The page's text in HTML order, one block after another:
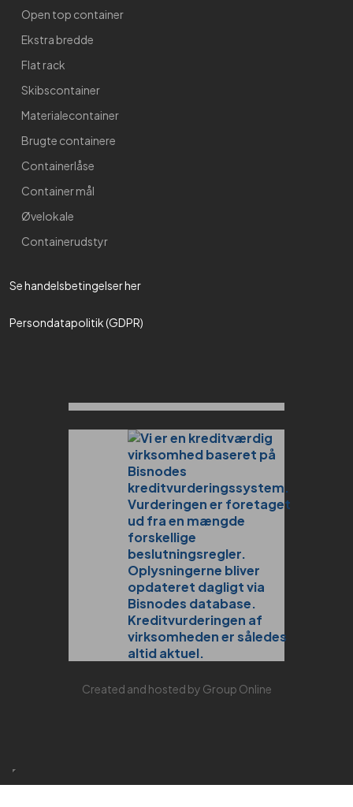
Open top container
Ekstra bredde
Flat rack
Skibscontainer
Materialecontainer
Brugte containere
Containerlåse
Container mål
Øvelokale
Containerudstyr
Se handelsbetingelser her​
Persondatapolitik (GDPR)
Created and hosted by Group Online